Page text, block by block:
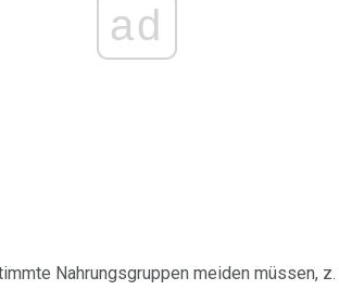
ad
Nahrungsgruppen meiden müssen,